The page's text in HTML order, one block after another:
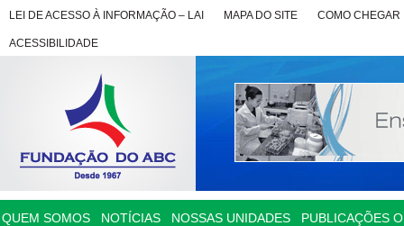
LEI DE ACESSO À INFORMAÇÃO – LAI MAPA DO SITE COMO CHEGAR
ACESSIBILIDADE
QUEM SOMOS NOTÍCIAS NOSSAS UNIDADES PUBLICAÇÕES